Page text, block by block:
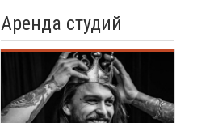
Аренда студий